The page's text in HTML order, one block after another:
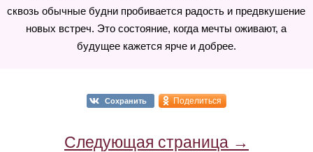
сквозь обычные будни пробивается радость и предвкушение
новых встреч. Это состояние, когда мечты оживают, а
будущее кажется ярче и добрее.
Сохранить Поделиться
Следующая страница →